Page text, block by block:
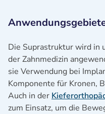
Die Suprastruktur wird in
der Zahnmedizin
sie Verwendung bei
Komponente für Kronen,
Auch in der
zum Einsatz, um die